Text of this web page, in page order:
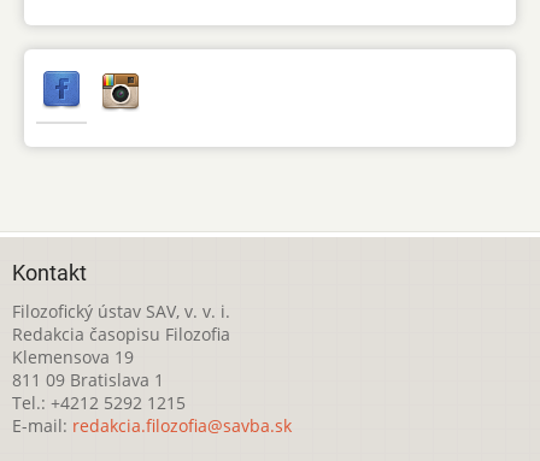
Kontakt
Filozofický ústav SAV, v. v. i.
Redakcia časopisu Filozofia
Klemensova 19
811 09 Bratislava 1
Tel.: +4212 5292 1215
E-mail: redakcia.filozofia@savba.sk